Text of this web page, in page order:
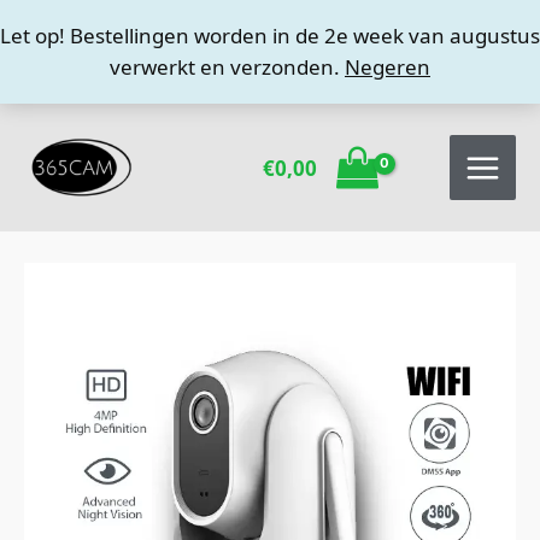
Let op! Bestellingen worden in de 2e week van augustus
verwerkt en verzonden. Negeren
naar
inhoud
€0,00
0400B-
Originele
uitvoering